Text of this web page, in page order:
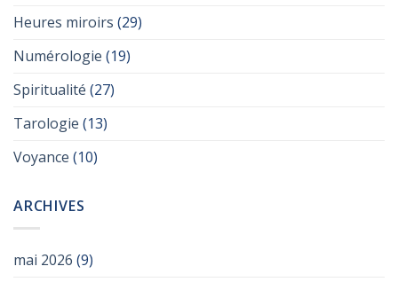
Heures miroirs (29)
Numérologie (19)
Spiritualité (27)
Tarologie (13)
Voyance (10)
ARCHIVES
mai 2026 (9)